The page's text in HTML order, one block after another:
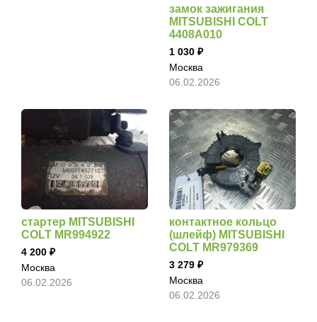
замок зажигания
MITSUBISHI COLT
4408A010
1 030
Москва
06.02.2026
стартер MITSUBISHI
COLT MR994922
4 200
Москва
06.02.2026
контактное кольцо
(шлейф) MITSUBISHI
COLT MR979369
3 279
Москва
06.02.2026